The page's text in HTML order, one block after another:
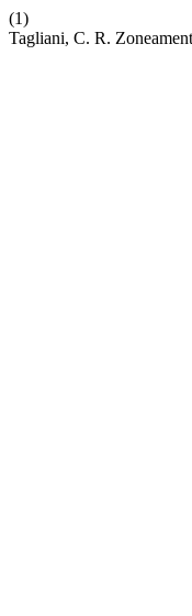
(1)
Tagliani, C. R.